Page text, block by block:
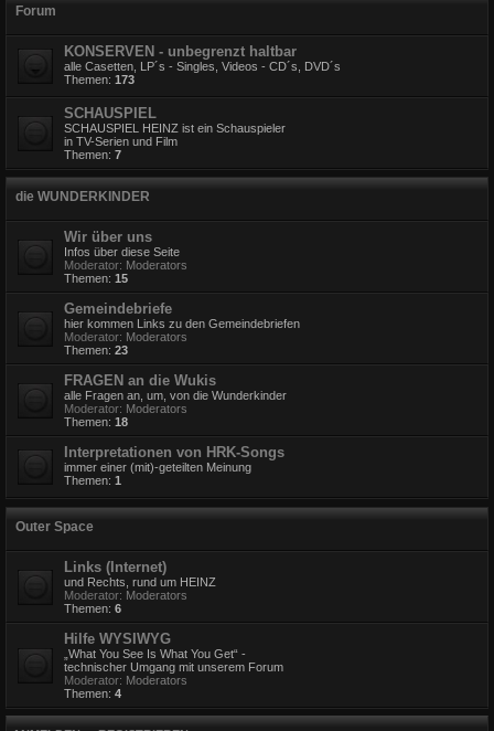
Forum
KONSERVEN - unbegrenzt haltbar
alle Casetten, LP´s - Singles, Videos - CD´s, DVD´s
Themen: 173
SCHAUSPIEL
SCHAUSPIEL HEINZ ist ein Schauspieler
in TV-Serien und Film
Themen: 7
die WUNDERKINDER
Wir über uns
Infos über diese Seite
Moderator: Moderators
Themen: 15
Gemeindebriefe
hier kommen Links zu den Gemeindebriefen
Moderator: Moderators
Themen: 23
FRAGEN an die Wukis
alle Fragen an, um, von die Wunderkinder
Moderator: Moderators
Themen: 18
Interpretationen von HRK-Songs
immer einer (mit)-geteilten Meinung
Themen: 1
Outer Space
Links (Internet)
und Rechts, rund um HEINZ
Moderator: Moderators
Themen: 6
Hilfe WYSIWYG
„What You See Is What You Get“ -
technischer Umgang mit unserem Forum
Moderator: Moderators
Themen: 4